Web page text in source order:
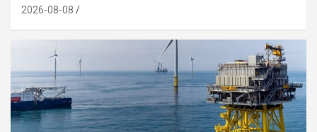
2026-08-08